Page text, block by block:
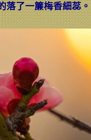
落了一簾梅香細蕊。